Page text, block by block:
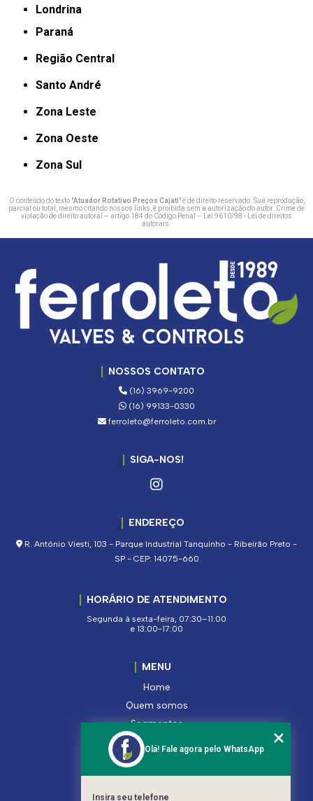
Londrina
Paraná
Região Central
Santo André
Zona Leste
Zona Oeste
Zona Sul
O conteúdo do texto "Atuador Rotativo Preços Cajati" é de direito reservado. Sua reprodução,
parcial ou total, mesmo citando nossos links, é proibida sem a autorização do autor. Crime de
violação de direito autoral – artigo 184 do Código Penal – Lei 9610/98 - Lei de direitos
autorais.
NOSSOS CONTATO
(16) 3969-9200
(16) 99133-0330
ferroleto@ferroleto.com.br
SIGA-NOS!
ENDEREÇO
R. Antônio Viesti, 103 - Parque Industrial Tanquinho - Ribeirão Preto -
SP - CEP: 14075-660
HORÁRIO DE ATENDIMENTO
Segunda à sexta-feira, 07:30–11:00
e 13:00-17:00
MENU
Home
Quem somos
Segmentos
Serviços
Produtos
Contato
Categorias
Olá! Fale agora pelo WhatsApp
Insira seu telefone